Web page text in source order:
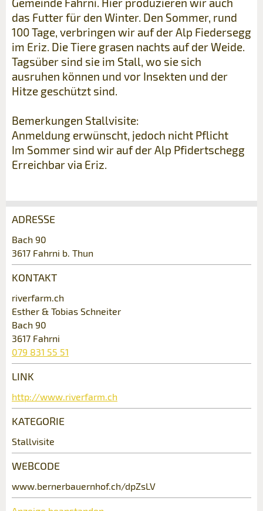
das Futter für den Winter. Den Sommer, rund
100 Tage, verbringen wir auf der Alp Fiedersegg
im Eriz. Die Tiere grasen nachts auf der Weide.
Tagsüber sind sie im Stall, wo sie sich
ausruhen können und vor Insekten und der
Hitze geschützt sind.
Bemerkungen Stallvisite:
Anmeldung erwünscht, jedoch nicht Pflicht
Im Sommer sind wir auf der Alp Pfidertschegg
Erreichbar via Eriz.
Anzeige beanstanden
Ihr Feedback wird sehr geschätzt!
Allgemeines Feedback
Anzeige nicht mehr gültig
Anzeige unvollständig
Anzeige weiterempfehlen
Empfehlen Sie diese Anzeige an Freunde
weiter.
* Eingabe erforderlich
ANZEIGE WEITEREMPFEHLEN
Schliessen
ADRESSE
Bach 90
3617 Fahrni b. Thun
KONTAKT
riverfarm.ch
Esther & Tobias Schneiter
Bach 90
3617 Fahrni
079 831 55 51
Kontakt
Verfassen Sie eine Nachricht für die
Kontaktpersonen dieser Anzeige.
LINK
http://www.riverfarm.ch
KATEGORIE
Stallvisite
WEBCODE
www.bernerbauernhof.ch/dpZsLV